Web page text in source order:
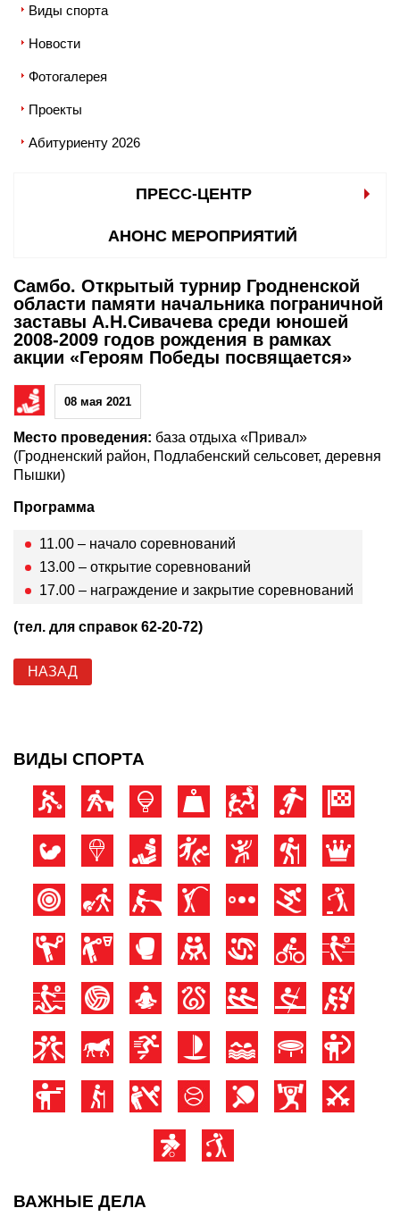
Виды спорта
Новости
Фотогалерея
Проекты
Абитуриенту 2026
ПРЕСС-ЦЕНТР
АНОНС МЕРОПРИЯТИЙ
Самбо. Открытый турнир Гродненской
области памяти начальника пограничной
заставы А.Н.Сивачева среди юношей
2008-2009 годов рождения в рамках
акции «Героям Победы посвящается»
08 мая 2021
Место проведения: база отдыха «Привал»
(Гродненский район, Подлабенский сельсовет, деревня
Пышки)
Программа
11.00 – начало соревнований
13.00 – открытие соревнований
17.00 – награждение и закрытие соревнований
(тел. для справок 62-20-72)
НАЗАД
ВИДЫ СПОРТА
ВАЖНЫЕ ДЕЛА